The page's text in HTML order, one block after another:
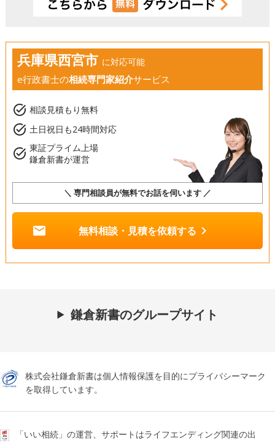
兵庫県西宮市 に対応可能
e行政書士の相続専門家紹介サービス
task_alt 相談見積もり無料
task_alt 土日祝日も24時間対応
task_alt 東証プライム上場
鎌倉新書が運営
＼ 専門相談員が無料でお話を伺います ／
mail 無料相談・見積を依頼する chevron_right
鎌倉新書のグループサイト
株式会社鎌倉新書は個人情報保護を目的にプライバシーマーク
を取得しています。
「いい相続」の運営、サポートはライフエンディング関連の出